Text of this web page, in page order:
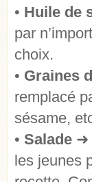
• Huile de
par
choix.
• Graines
remplacé
sésame,
• Salade ➜
les jeunes